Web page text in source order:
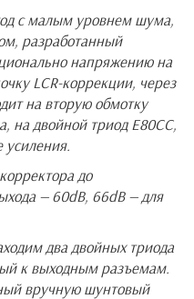
с малым уровнем шума,
разработанный
напряжению на
LCR-коррекции, через
на вторую обмотку
, на двойной триодE80CC,
усиления.
до
— 60dB, 66dB — для
два двойных триода
к выходным разъемам.
вручную шунтовый